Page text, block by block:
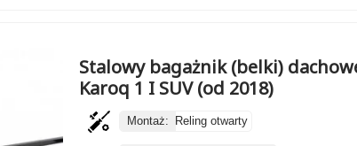
Stalowy bagażnik (belki)
Karoq 1 I SUV (od 2018)
Montaż: Reling otwarty